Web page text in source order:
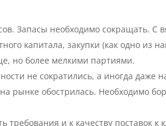
Запасы необходимо сокращать. С
капитала, закупки (как одно из
но более мелкими партиями.
не сократились, а иногда даже
рынке обострилась. Необходимо
требования и к качеству поставок к